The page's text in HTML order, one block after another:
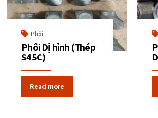
Phôi
Phôi Dị hình (Thép
S45C)
Read more